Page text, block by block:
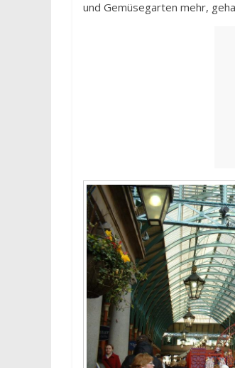
und Gemüsegarten mehr,